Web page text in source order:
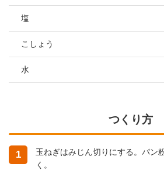
塩
こしょう
水
つくり方
1
玉ねぎはみじん切りにする。パン
く。